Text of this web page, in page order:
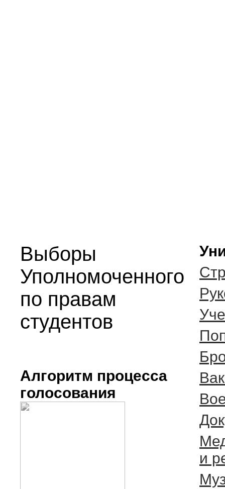
Выборы
Уполномоченного
по правам
студентов
Алгоритм процесса
голосования
и